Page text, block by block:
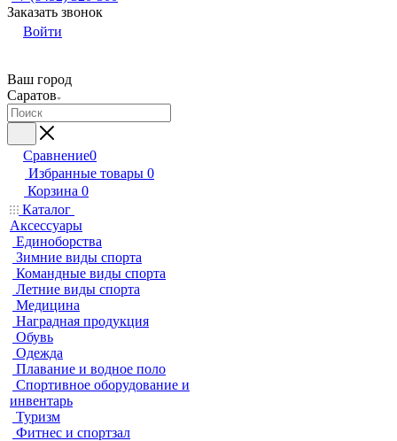
Заказать звонок
Войти
Ваш город
Саратов
Сравнение0
Избранные товары 0
Корзина 0
Каталог
Аксессуары
Единоборства
Зимние виды спорта
Командные виды спорта
Летние виды спорта
Медицина
Наградная продукция
Обувь
Одежда
Плавание и водное поло
Спортивное оборудование и
инвентарь
Туризм
Фитнес и спортзал